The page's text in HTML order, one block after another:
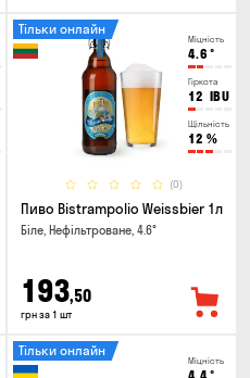
Міцність
4.6 °
Гіркота
12 IBU
Щільність
12 %
(0)
Тільки онлайн
Пиво Bistrampolio Weissbier 1л
Біле, Нефільтроване, 4.6°
193,50
грн за 1 шт
Міцність
Тільки онлайн